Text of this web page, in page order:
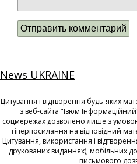
News UKRAINE
Цитування і відтворення будь-яких
з веб-сайта "Ізюм
соцмережах дозволено лише з
гіперпосилання на відповідний
Цитування, використання і
друкованих виданнях), мобільних
письмового